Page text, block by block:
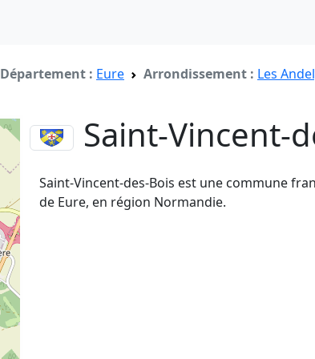
Département : Eure Arrondissement : Les
Saint-Vincent-
Saint-Vincent-des-Bois est une commune
de Eure, en région Normandie.